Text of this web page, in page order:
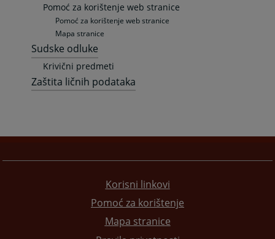
Pomoć za korištenje web stranice
Pomoć za korištenje web stranice
Mapa stranice
Sudske odluke
Krivični predmeti
Zaštita ličnih podataka
Korisni linkovi
Pomoć za korištenje
Mapa stranice